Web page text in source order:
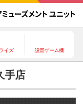
イズ 設置ゲーム機
手店